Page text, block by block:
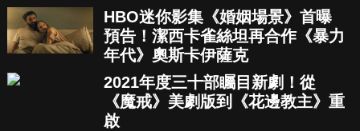
HBO迷你影集《婚姻場景》首曝
預告！潔西卡雀絲坦再合作《暴力
年代》奧斯卡伊薩克
2021年度三十部矚目新劇！從
《魔戒》美劇版到《花邊教主》重
啟